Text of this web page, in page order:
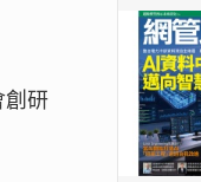
研